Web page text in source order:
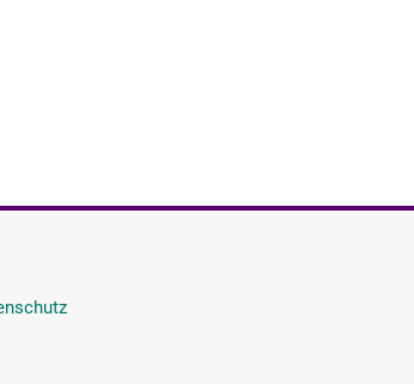
immer angstfrei, habe das nie mit Angst oder Panik
hat man das Ganze dann schon ein bisschen